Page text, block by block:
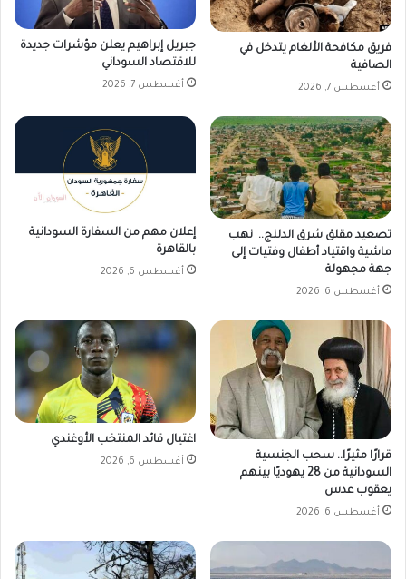
ح
ة
ا
ل
ع
م
ة
ن
ا
ل
أ
م
ف
ي
ا
ل
و
ل
ا
ي
ة
فريق مكافحة الألغام يتدخل في
الصافية
أغسطس 7, 2026
جبريل إبراهيم يعلن مؤشرات جديدة
للاقتصاد السوداني
أغسطس 7, 2026
تصعيد مقلق شرق الدلنج.. نهب
ماشية واقتياد أطفال وفتيات إلى
جهة مجهولة
أغسطس 6, 2026
إعلان مهم من السفارة السودانية
بالقاهرة
أغسطس 6, 2026
قرارًا مثيرًا.. سحب الجنسية
السودانية من 28 يهوديًا بينهم
يعقوب عدس
أغسطس 6, 2026
اغتيال قائد المنتخب الأوغندي
أغسطس 6, 2026